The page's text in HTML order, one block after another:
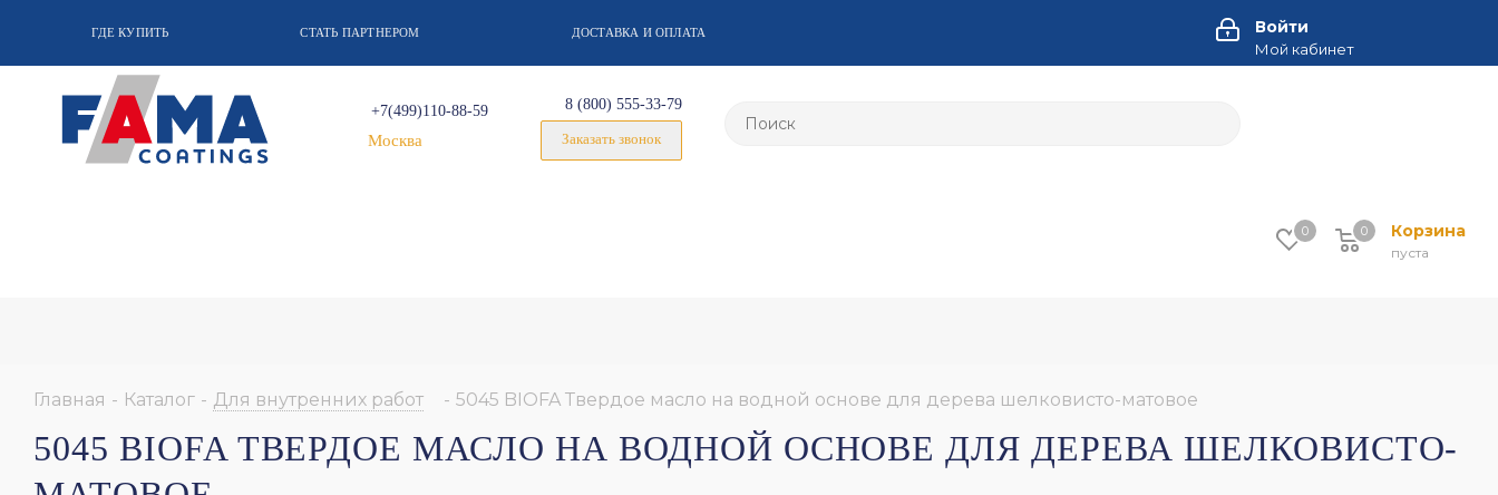
ГДЕ КУПИТЬ СТАТЬ ПАРТНЕРОМ ДОСТАВКА И ОПЛАТА Войти
Мой кабинет
+7(499)110-88-59
Москва
8 (800) 555-33-79
Заказать звонок
0 Корзина
пуста
0
Главная - Каталог - Для внутренних работ - 5045 BIOFA Твердое масло на водной основе для дерева шелковисто-матовое
5045 BIOFA ТВЕРДОЕ МАСЛО НА ВОДНОЙ ОСНОВЕ ДЛЯ ДЕРЕВА ШЕЛКОВИСТО-